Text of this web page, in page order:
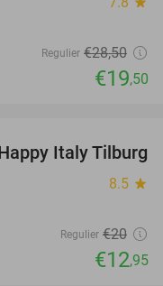
Regulier €28,50
€19,50
35%
Italy Tilburg
8.5 star
Regulier €20
€12,95